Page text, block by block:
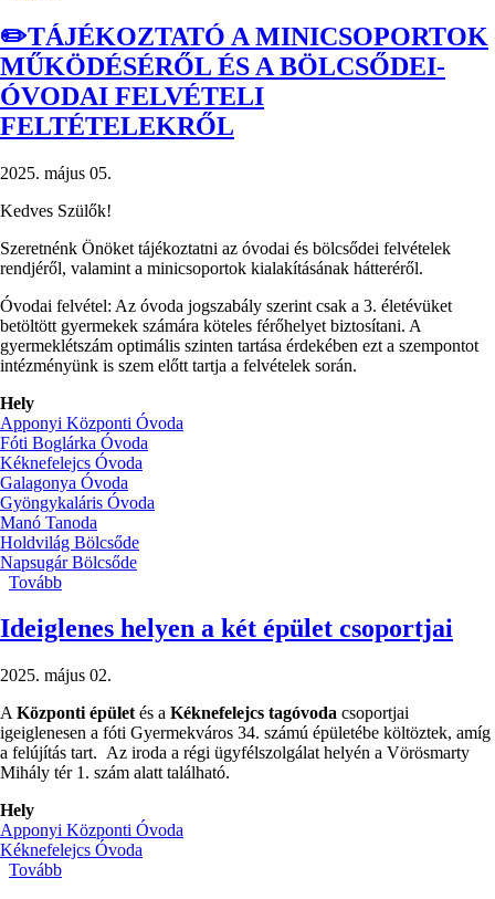
Ön
is
az
Aprófalva
legkisebb
lakóit!)
✏️TÁJÉKOZTATÓ A MINICSOPORTOK
MŰKÖDÉSÉRŐL ÉS A BÖLCSŐDEI-
ÓVODAI FELVÉTELI
FELTÉTELEKRŐL
2025. május 05.
Kedves Szülők!
Szeretnénk Önöket tájékoztatni az óvodai és bölcsődei felvételek
rendjéről, valamint a minicsoportok kialakításának hátteréről.
Óvodai felvétel: Az óvoda jogszabály szerint csak a 3. életévüket
betöltött gyermekek számára köteles férőhelyet biztosítani. A
gyermeklétszám optimális szinten tartása érdekében ezt a szempontot
intézményünk is szem előtt tartja a felvételek során.
Hely
Apponyi Központi Óvoda
Fóti Boglárka Óvoda
Kéknefelejcs Óvoda
Galagonya Óvoda
Gyöngykaláris Óvoda
Manó Tanoda
Holdvilág Bölcsőde
Napsugár Bölcsőde
Tovább
MINICSOPORTOK
MŰKÖDÉSÉRŐL
A
BÖLCSŐDEI-
ÓVODAI
FELVÉTELI
FELTÉTELEKRŐL)
Ideiglenes helyen a két épület csoportjai
2025. május 02.
A Központi épület és a Kéknefelejcs tagóvoda csoportjai
igeiglenesen a fóti Gyermekváros 34. számú épületébe költöztek, amíg
a felújítás tart. Az iroda a régi ügyfélszolgálat helyén a Vörösmarty
Mihály tér 1. szám alatt található.
Hely
Apponyi Központi Óvoda
Kéknefelejcs Óvoda
Tovább